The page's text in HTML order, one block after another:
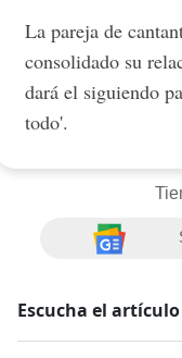
La pareja de
consolidado su
dará el siguiendo
todo'.
Escucha el artículo